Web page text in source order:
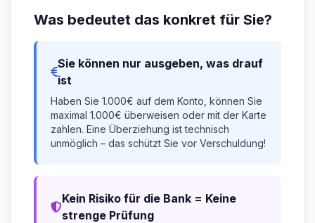
Was bedeutet das konkret für Sie?
Sie können nur ausgeben, was drauf
ist
Haben Sie 1.000€ auf dem Konto, können Sie
maximal 1.000€ überweisen oder mit der Karte
zahlen. Eine Überziehung ist technisch
unmöglich – das schützt Sie vor Verschuldung!
Kein Risiko für die Bank = Keine
strenge Prüfung